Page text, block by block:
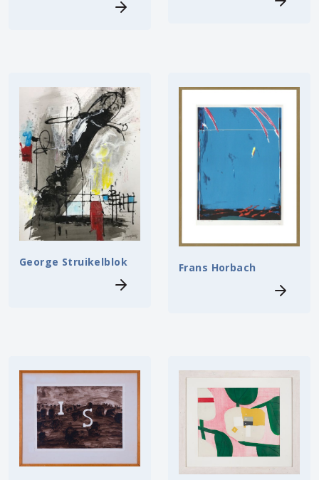
George Struikelblok Frans Horbach